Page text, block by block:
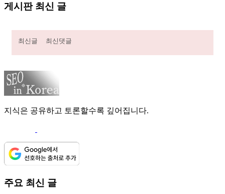
게시판 최신 글
최신글 최신댓글
지식은 공유하고 토론할수록 깊어집니다.
주요 최신 글